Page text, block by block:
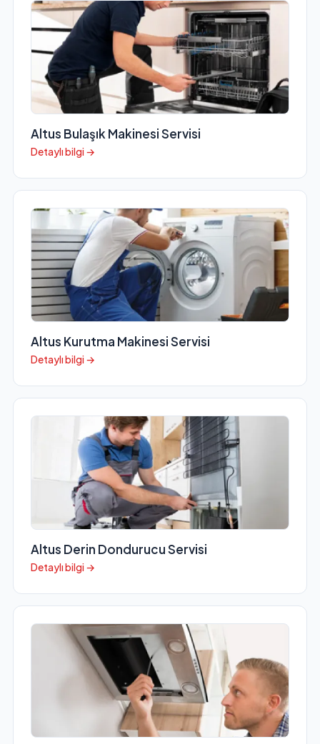
Altus Bulaşık Makinesi Servisi
Detaylı bilgi →
Altus Kurutma Makinesi Servisi
Detaylı bilgi →
Altus Derin Dondurucu Servisi
Detaylı bilgi →